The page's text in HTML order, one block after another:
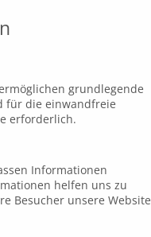
für
grundlegende
für die einwandfreie
erforderlich.
Informationen
helfen uns zu
Besucher unsere Website